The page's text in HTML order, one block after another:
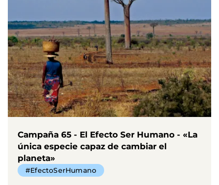
Campaña 65 - El Efecto Ser Humano - «La
única especie capaz de cambiar el
planeta»
#EfectoSerHumano